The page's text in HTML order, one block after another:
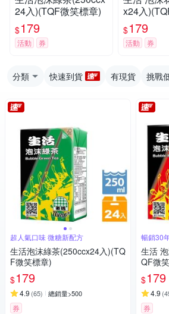
24入)(TQF微笑標章)
$179
活動 券
x24入
$179
活動 券
分類 快速到貨 有現貨 挑戰
超人氣口味 微糖新配方
生活泡沫綠茶(250ccx24入)(TQ
F微笑標章)
$179
4.9 (65) 總銷量>500
券
暢銷30
生活
QF微
$179
4.9 (
券